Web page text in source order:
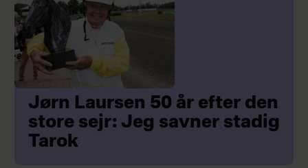
Jørn Laursen 50 år efter den
store sejr: Jeg savner stadig
Tarok